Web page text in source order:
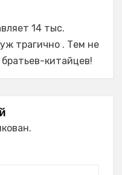
14 тыс.
трагично . Тем не
китайцев!